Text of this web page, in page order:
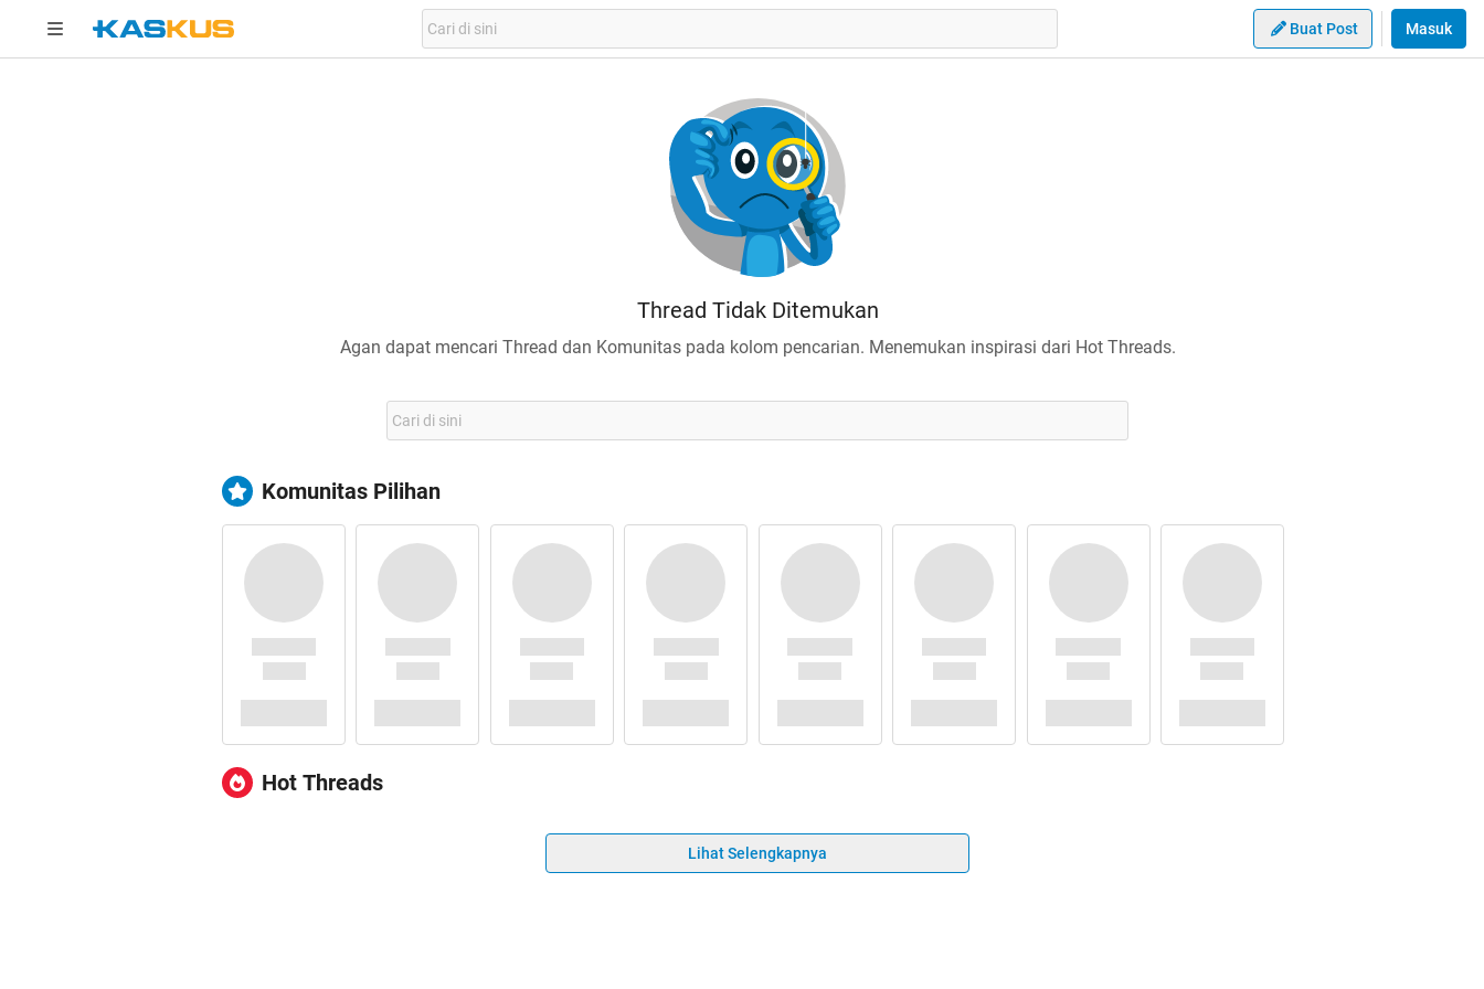
Buat Post Masuk
Thread Tidak Ditemukan
Agan dapat mencari Thread dan Komunitas pada kolom pencarian. Menemukan inspirasi dari Hot Threads.
Komunitas Pilihan
Hot Threads
Lihat Selengkapnya